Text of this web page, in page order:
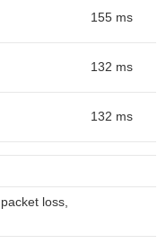
155 ms
132 ms
132 ms
loss,